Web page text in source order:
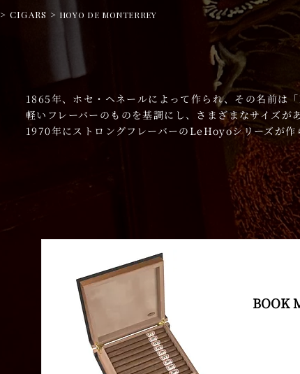
> CIGARS > HOYO DE MONTERREY
1865年、ホセ・ヘネールによって作られ、その名前は
軽いフレーバーのものを基調にし、さまざまなサイズが
1970年にストロングフレーバーのLeHoyoシリーズが作
BOOK